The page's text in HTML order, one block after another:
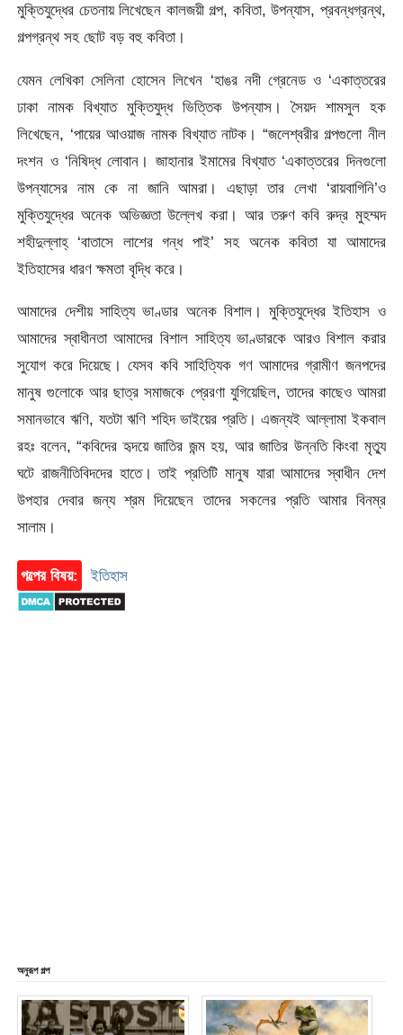
মুক্তিযুদ্ধের চেতনায় লিখেছেন কালজয়ী গল্প, কবিতা, উপন্যাস, প্রবন্ধগ্রন্থ,
গল্পগ্রন্থ সহ ছোট বড় বহু কবিতা।
যেমন লেখিকা সেলিনা হোসেন লিখেন ‘হাঙর নদী গ্রেনেড ও ‘একাত্তরের
ঢাকা নামক বিখ্যাত মুক্তিযুদ্ধ ভিত্তিক উপন্যাস। সৈয়দ শামসুল হক
লিখেছেন, ‘পায়ের আওয়াজ নামক বিখ্যাত নাটক। “জলেশ্বরীর গল্পগুলো নীল
দংশন ও ‘নিষিদ্ধ লোবান। জাহানার ইমামের বিখ্যাত ‘একাত্তরের দিনগুলো
উপন্যাসের নাম কে না জানি আমরা। এছাড়া তার লেখা ‘রায়বাগিনি’ও
মুক্তিযুদ্ধের অনেক অভিজ্ঞতা উল্লেখ করা। আর তরুণ কবি রুদ্র মুহম্মদ
শহীদুল্লাহ্ ‘বাতাসে লাশের গন্ধ পাই’ সহ অনেক কবিতা যা আমাদের
ইতিহাসের ধারণ ক্ষমতা বৃদ্ধি করে।
আমাদের দেশীয় সাহিত্য ভাণ্ডার অনেক বিশাল। মুক্তিযুদ্ধের ইতিহাস ও
আমাদের স্বাধীনতা আমাদের বিশাল সাহিত্য ভাণ্ডারকে আরও বিশাল করার
সুযোগ করে দিয়েছে। যেসব কবি সাহিত্যিক গণ আমাদের গ্রামীণ জনপদের
মানুষ গুলোকে আর ছাত্র সমাজকে প্রেরণা যুগিয়েছিল, তাদের কাছেও আমরা
সমানভাবে ঋণি, যতটা ঋণি শহিদ ভাইয়ের প্রতি। এজন্যই আল্লামা ইকবাল
রহঃ বলেন, “কবিদের হৃদয়ে জাতির জন্ম হয়, আর জাতির উন্নতি কিংবা মৃত্যু
ঘটে রাজনীতিবিদদের হাতে। তাই প্রতিটি মানুষ যারা আমাদের স্বাধীন দেশ
উপহার দেবার জন্য শ্রম দিয়েছেন তাদের সকলের প্রতি আমার বিনম্র
সালাম।
গল্পের বিষয়: ইতিহাস
অনুরূপ গল্প